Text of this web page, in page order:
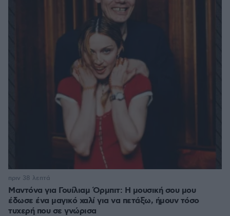
Μαντόνα για Γουίλιαμ Όρμπιτ: Η μουσική σου μου
έδωσε ένα μαγικό χαλί για να πετάξω, ήμουν τόσο
τυχερή που σε γνώρισα
πριν 38 λεπτά